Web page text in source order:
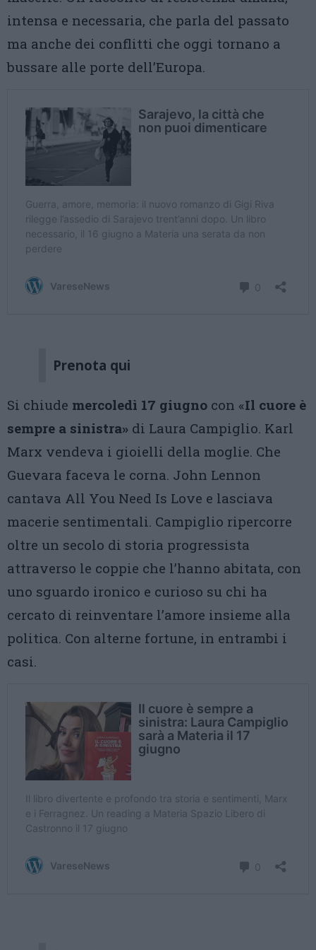
intensa e necessaria, che parla del passato
ma anche dei conflitti che oggi tornano a
bussare alle porte dell’Europa.
Prenota qui
Si chiude mercoledì 17 giugno con «Il cuore è
sempre a sinistra» di Laura Campiglio. Karl
Marx vendeva i gioielli della moglie. Che
Guevara faceva le corna. John Lennon
cantava All You Need Is Love e lasciava
macerie sentimentali. Campiglio ripercorre
oltre un secolo di storia progressista
attraverso le coppie che l’hanno abitata, con
uno sguardo ironico e curioso su chi ha
cercato di reinventare l’amore insieme alla
politica. Con alterne fortune, in entrambi i
casi.